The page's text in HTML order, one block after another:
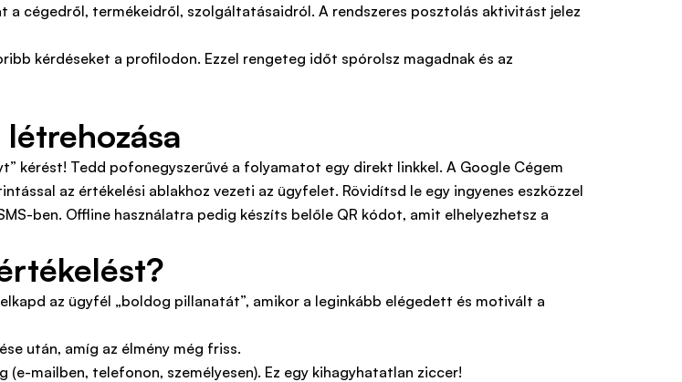
a cégedről, termékeidről, szolgáltatásaidról. A rendszeres posztolás aktivitást jelez
kérdéseket a profilodon. Ezzel rengeteg időt spórolsz magadnak és az
kérést! Tedd pofonegyszerűvé a folyamatot egy direkt linkkel. A Google Cégem
az értékelési ablakhoz vezeti az ügyfelet. Rövidítsd le egy ingyenes eszközzel
ben. Offline használatra pedig készíts belőle QR kódot, amit elhelyezhetsz a
az ügyfél „boldog pillanatát”, amikor a leginkább elégedett és motivált a
után, amíg az élmény még friss.
mailben, telefonon, személyesen). Ez egy kihagyhatatlan ziccer!